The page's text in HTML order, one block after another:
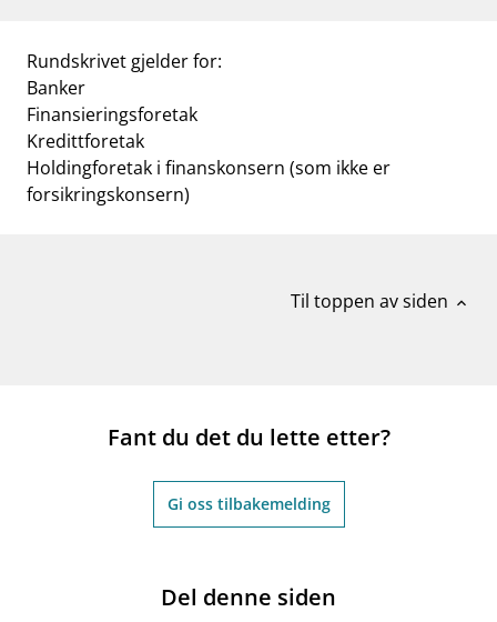
Rundskrivet gjelder for:
Banker
Finansieringsforetak
Kredittforetak
Holdingforetak i finanskonsern (som ikke er
forsikringskonsern)
Til toppen av siden expand_less
Fant du det du lette etter?
Gi oss tilbakemelding
Del denne siden